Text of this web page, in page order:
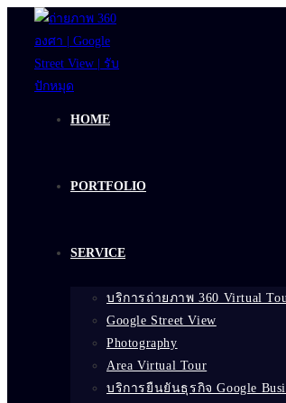
content
HOME
PORTFOLIO
SERVICE
บริการถ่ายภาพ 360 Virtual
Google Street View
Photography
Area Virtual Tour
บริการยืนยันธุรกิจ Google